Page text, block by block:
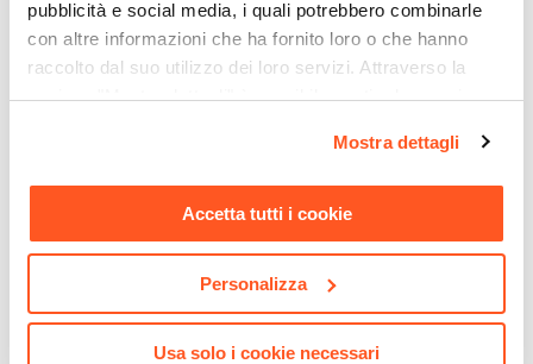
pubblicità e social media, i quali potrebbero combinarle
con altre informazioni che ha fornito loro o che hanno
raccolto dal suo utilizzo dei loro servizi. Attraverso la
sezione "Mostra dettagli" è possibile gestire le proprie
momento. Per maggiori informazioni si invita a leggere la
nostraCookie Policy.
Mostra dettagli
Accetta tutti i cookie
Personalizza
Usa solo i cookie necessari
€ 72,00 € 86,00
ZMA-M4N CODICE:ZMA-Z2N